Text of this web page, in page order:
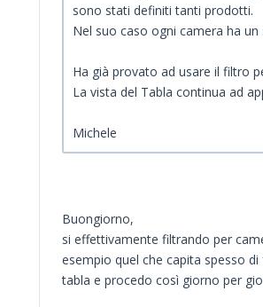
sono stati definiti tanti prodotti.
Nel suo caso ogni camera ha
Ha già provato ad usare il filtro
La vista del Tabla continua ad
Michele
Buongiorno,
si effettivamente filtrando per
esempio quel che capita spesso
tabla e procedo così giorno per